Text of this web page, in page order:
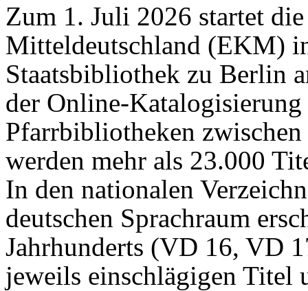
Zum 1. Juli 2026 startet
Mitteldeutschland (EKM)
Staatsbibliothek zu Berlin
der Online-
Pfarrbibliotheken
werden mehr als 23.000
In den nationalen
deutschen Sprachraum
Jahrhunderts (VD 16, VD
jeweils einschlägigen Titel